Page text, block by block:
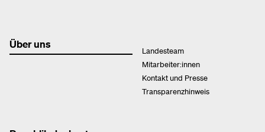
Über uns
Landesteam
Mitarbeiter:innen
Kontakt und Presse
Transparenzhinweis